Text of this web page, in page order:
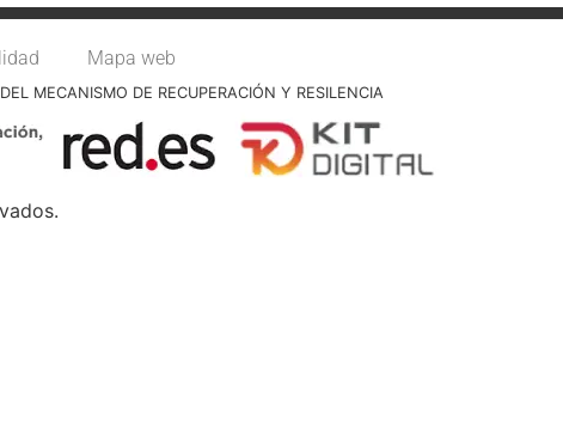
Mapa web
MECANISMO DE RECUPERACIÓN Y RESILENCIA